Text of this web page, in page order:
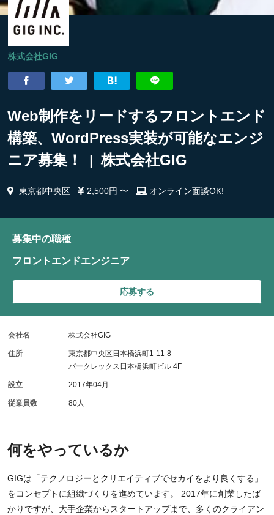
株式会社GIG
Web制作をリードするフロントエンド
構築、WordPress実装が可能なエンジ
ニア募集！ | 株式会社GIG
東京都中央区 2,500円 〜 オンライン面談OK!
何をやっているか
GIGは「テクノロジーとクリエイティブでセカイをより良くする」
をコンセプトに組織づくりを進めています。 2017年に創業したば
かりですが、大手企業からスタートアップまで、多くのクライアン
募集中の職種
フロントエンドエンジニア
応募する
会社名 株式会社GIG
住所
東京都中央区日本橋浜町1-11-8
パークレックス日本橋浜町ビル 4F
設立 2017年04月
従業員数 80人